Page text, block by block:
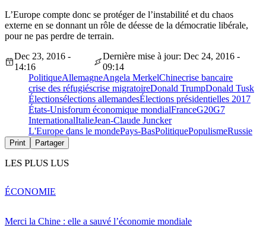
L’Europe compte donc se protéger de l’instabilité et du chaos
externe en se donnant un rôle de déesse de la démocratie libérale,
pour ne pas perdre de terrain.
Dec 23, 2016 -
14:16
Dernière mise à jour: Dec 24, 2016 -
09:14
PolitiqueAllemagneAngela MerkelChinecrise bancaire
crise des réfugiéscrise migratoireDonald TrumpDonald Tusk
Électionsélections allemandesÉlections présidentielles 2017
États-Unisforum économique mondialFranceG20G7
InternationalItalieJean-Claude Juncker
L'Europe dans le mondePays-BasPolitiquePopulismeRussie
Print Partager
LES PLUS LUS
Merci la Chine : elle a sauvé l’économie mondiale
ÉCONOMIE